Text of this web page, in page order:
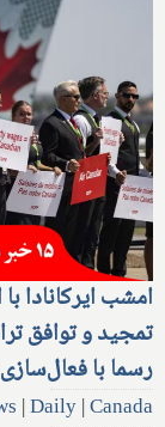
امشب ایرکانادا
تمجید و توافق
رسما با
|Daily|Canada